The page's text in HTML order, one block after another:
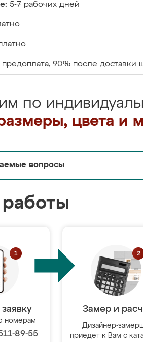
5-7 рабочих дней
90% после доставки
по
цвета и
вопросы
номерам
89-55
Замер и
Дизайнер-
приедет к Вам с